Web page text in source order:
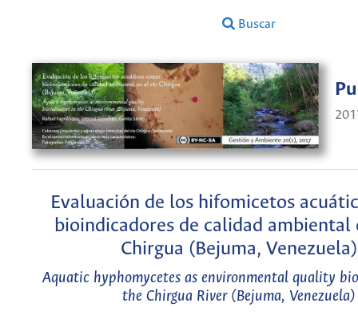
Buscar
Evaluación de los hifomicetos
bioindicadores de calidad ambiental
Chirgua (Bejuma, Venezuela)
Aquatic hyphomycetes as environmental quality
the Chirgua River (Bejuma, Venezuela)